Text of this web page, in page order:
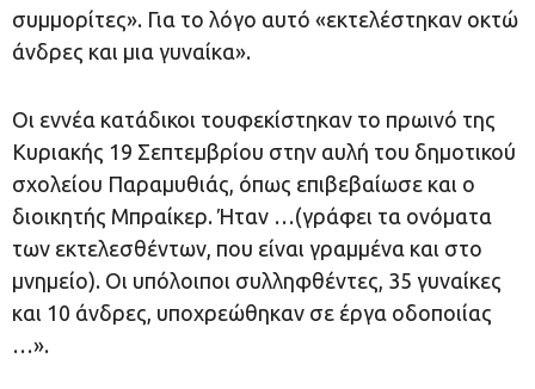
συμμορίτες». Για το λόγο αυτό «εκτελέστηκαν οκτώ
άνδρες και μια γυναίκα».
Οι εννέα κατάδικοι τουφεκίστηκαν το πρωινό της
Κυριακής 19 Σεπτεμβρίου στην αυλή του δημοτικού
σχολείου Παραμυθιάς, όπως επιβεβαίωσε και ο
διοικητής Μπραίκερ. Ήταν …(γράφει τα ονόματα
των εκτελεσθέντων, που είναι γραμμένα και στο
μνημείο). Οι υπόλοιποι συλληφθέντες, 35 γυναίκες
και 10 άνδρες, υποχρεώθηκαν σε έργα οδοποιίας
…».